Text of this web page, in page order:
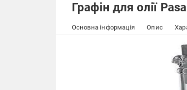
Графін для олії
Основна інформація Опис